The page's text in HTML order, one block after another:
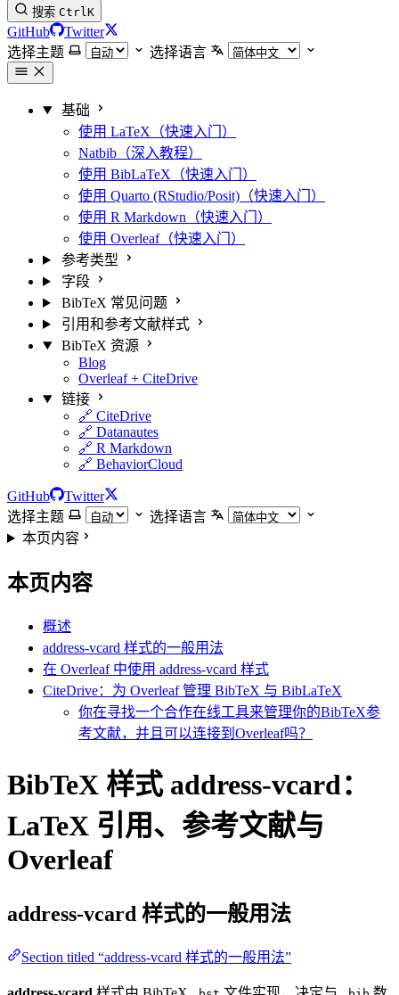
搜索 CtrlK
GitHub
Twitter
选择主题
选择语言
基础
使用 LaTeX（快速入门）
Natbib（深入教程）
使用 BibLaTeX（快速入门）
使用 Quarto (RStudio/Posit)（快速入门）
使用 R Markdown（快速入门）
使用 Overleaf（快速入门）
参考类型
字段
BibTeX 常见问题
引用和参考文献样式
BibTeX 资源
Blog
Overleaf + CiteDrive
链接
🔗 CiteDrive
🔗 Datanautes
🔗 R Markdown
🔗 BehaviorCloud
GitHub
Twitter
选择主题
选择语言
本页内容
本页内容
概述
address-vcard 样式的一般用法
在 Overleaf 中使用 address-vcard 样式
CiteDrive：为 Overleaf 管理 BibTeX 与 BibLaTeX
你在寻找一个合作在线工具来管理你的BibTeX参
考文献，并且可以连接到Overleaf吗？
BibTeX 样式 address-vcard：
LaTeX 引用、参考文献与
Overleaf
address-vcard 样式的一般用法
Section titled “address-vcard 样式的一般用法”